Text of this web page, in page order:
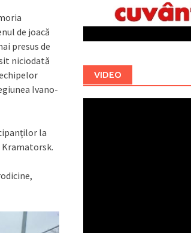
de joacă
presus de
niciodată
Ivano-
la
Kramatorsk.
VIDEO